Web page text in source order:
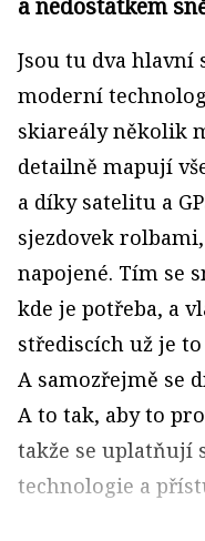
a nedostatkem
Jsou tu dva hlavní
moderní
skiareály několik
detailně mapují
a díky satelitu a
sjezdovek
napojené. Tím se
kde je potřeba, a
střediscích už je
A samozřejmě se
A to tak, aby to
takže se uplatňují
technologie a